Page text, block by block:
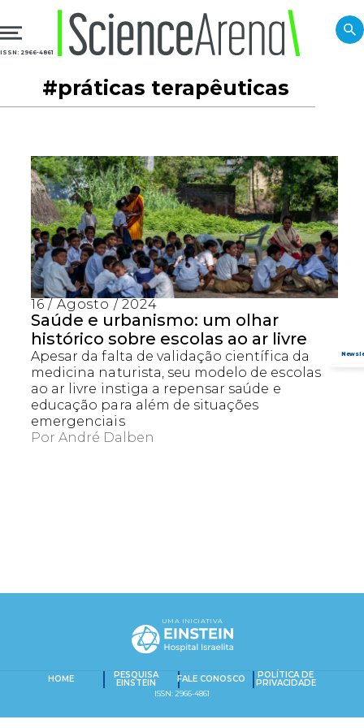
PESQUISAR NO CONTEÚDO
ISSN: 2966-4861
#práticas terapêuticas
16 / Agosto / 2024
Saúde e urbanismo: um olhar
histórico sobre escolas ao ar livre
Apesar da falta de validação científica da
medicina naturista, seu modelo de escolas
ao ar livre instiga a repensar saúde e
educação para além de situações
emergenciais
PorAndré Dalben
HOME PESQUISA
EINSTEIN FALE CONOSCO POLÍTICA DE
PRIVACIDADE
ISSN: 2966-4861
UMA INICIATIVA